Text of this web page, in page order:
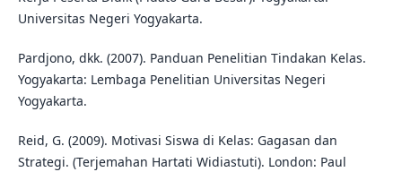
Universitas Negeri Yogyakarta.
Pardjono, dkk. (2007). Panduan Penelitian Tindakan Kelas.
Yogyakarta: Lembaga Penelitian Universitas Negeri
Yogyakarta.
Reid, G. (2009). Motivasi Siswa di Kelas: Gagasan dan
Strategi. (Terjemahan Hartati Widiastuti). London: Paul